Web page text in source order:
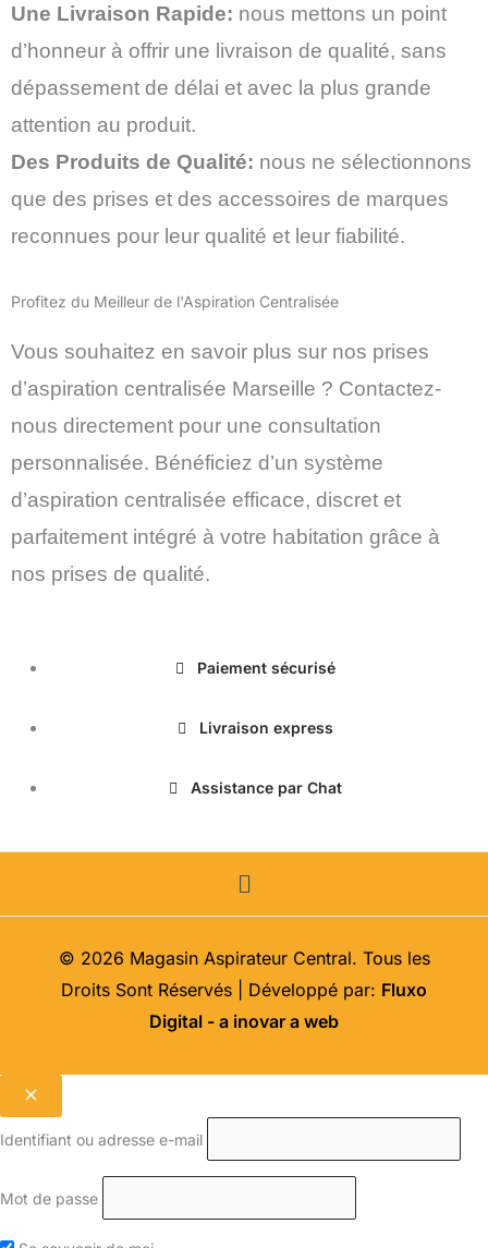
Une Livraison Rapide: nous mettons un point
d’honneur à offrir une livraison de qualité, sans
dépassement de délai et avec la plus grande
attention au produit.
Des Produits de Qualité: nous ne sélectionnons
que des prises et des accessoires de marques
reconnues pour leur qualité et leur fiabilité.
Profitez du Meilleur de l'Aspiration Centralisée
Vous souhaitez en savoir plus sur nos prises
d’aspiration centralisée Marseille ? Contactez-
nous directement pour une consultation
personnalisée. Bénéficiez d’un système
d’aspiration centralisée efficace, discret et
parfaitement intégré à votre habitation grâce à
nos prises de qualité.
Paiement sécurisé
Livraison express
Assistance par Chat
Menu
© 2026 Magasin Aspirateur Central. Tous les
Droits Sont Réservés | Développé par: Fluxo
Digital - a inovar a web
Identifiant ou adresse e-mail
Mot de passe